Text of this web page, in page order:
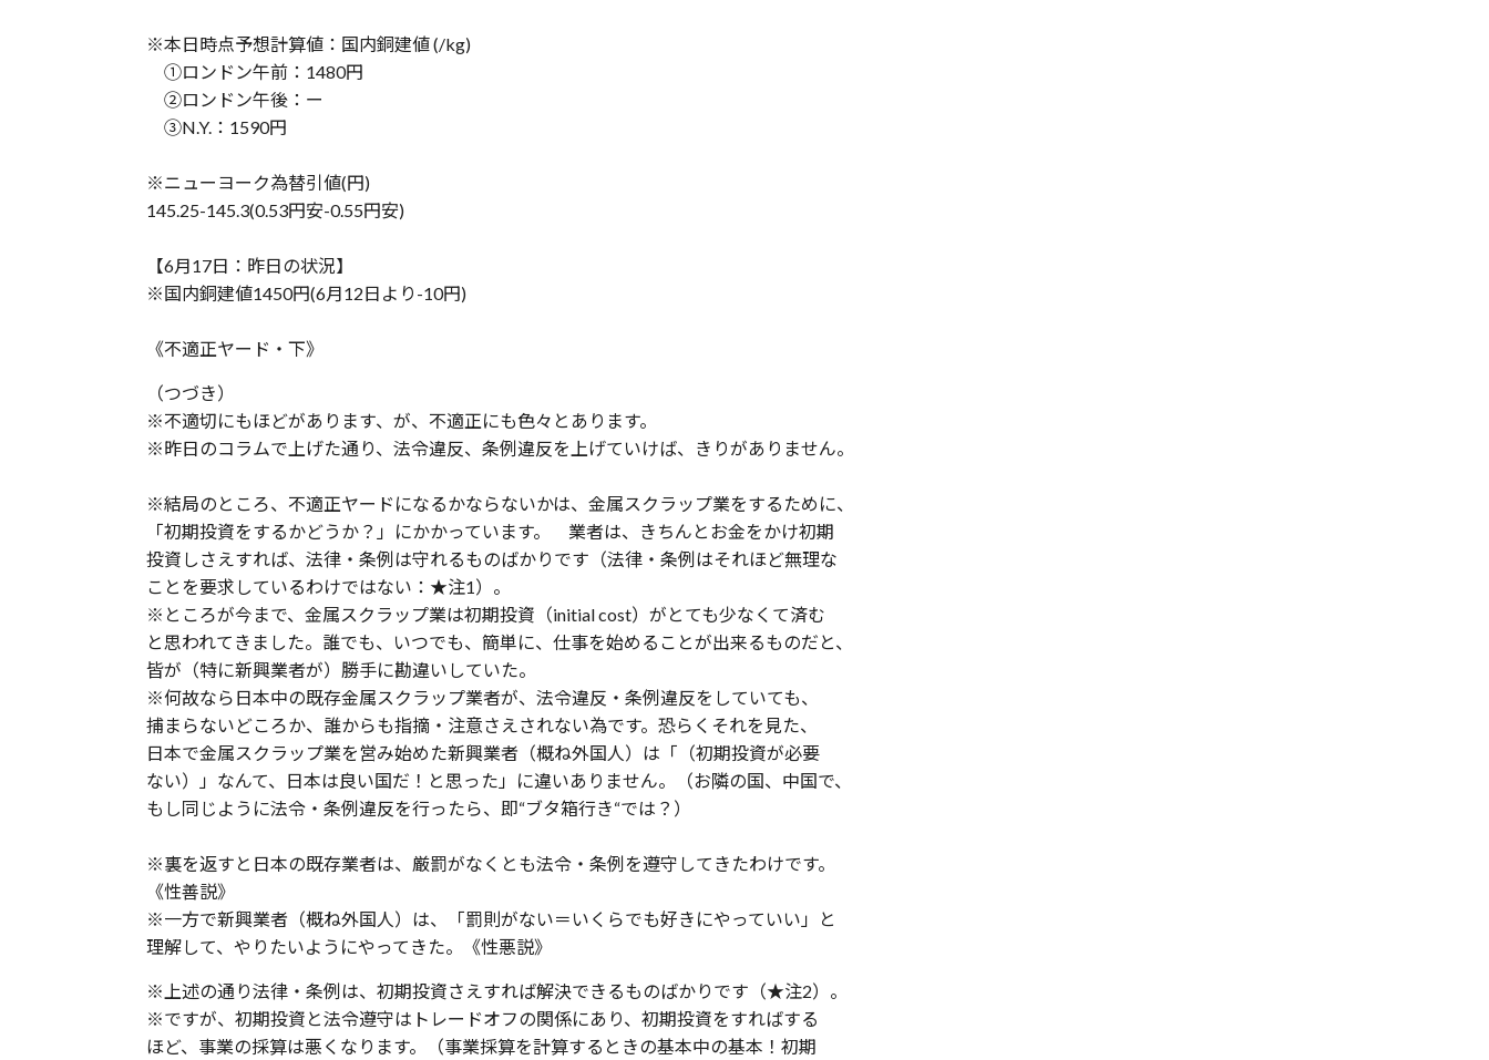
※本日時点予想計算値：国内銅建値 (/kg)
①ロンドン午前：1480円
②ロンドン午後：ー
③N.Y.：1590円
※ニューヨーク為替引値(円)
145.25-145.3(0.53円安-0.55円安)
【6月17日：昨日の状況】
※国内銅建値1450円(6月12日より-10円)
《不適正ヤード・下》
（つづき）
※不適切にもほどがあります、が、不適正にも色々とあります。
※昨日のコラムで上げた通り、法令違反、条例違反を上げていけば、きりがありません。
※結局のところ、不適正ヤードになるかならないかは、金属スクラップ業をするために、
「初期投資をするかどうか？」にかかっています。 業者は、きちんとお金をかけ初期
投資しさえすれば、法律・条例は守れるものばかりです（法律・条例はそれほど無理な
ことを要求しているわけではない：★注1）。
※ところが今まで、金属スクラップ業は初期投資（initial cost）がとても少なくて済む
と思われてきました。誰でも、いつでも、簡単に、仕事を始めることが出来るものだと、
皆が（特に新興業者が）勝手に勘違いしていた。
※何故なら日本中の既存金属スクラップ業者が、法令違反・条例違反をしていても、
捕まらないどころか、誰からも指摘・注意さえされない為です。恐らくそれを見た、
日本で金属スクラップ業を営み始めた新興業者（概ね外国人）は「（初期投資が必要
ない）」なんて、日本は良い国だ！と思った」に違いありません。（お隣の国、中国で、
もし同じように法令・条例違反を行ったら、即“ブタ箱行き“では？）
※裏を返すと日本の既存業者は、厳罰がなくとも法令・条例を遵守してきたわけです。
《性善説》
※一方で新興業者（概ね外国人）は、「罰則がない＝いくらでも好きにやっていい」と
理解して、やりたいようにやってきた。《性悪説》
※上述の通り法律・条例は、初期投資さえすれば解決できるものばかりです（★注2）。
※ですが、初期投資と法令遵守はトレードオフの関係にあり、初期投資をすればする
ほど、事業の採算は悪くなります。（事業採算を計算するときの基本中の基本！初期